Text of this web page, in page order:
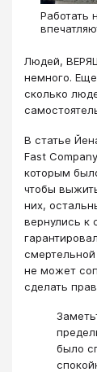
Работать
Людей,
немного.
сколько
В статье
Fast
которым
чтобы
них,
вернулись к
не может
сделать
было